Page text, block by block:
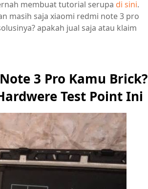
membuat tutorial serupa di sini.
masih saja xiaomi redmi note 3 pro
apakah jual saja atau klaim
3 Pro Kamu Brick?
Test Point Ini